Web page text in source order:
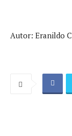
Autor: Eranildo